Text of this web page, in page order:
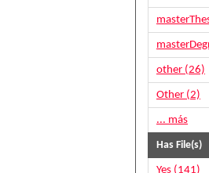
other (26)
Other (2)
... más
Has File(s)
Yes (141)